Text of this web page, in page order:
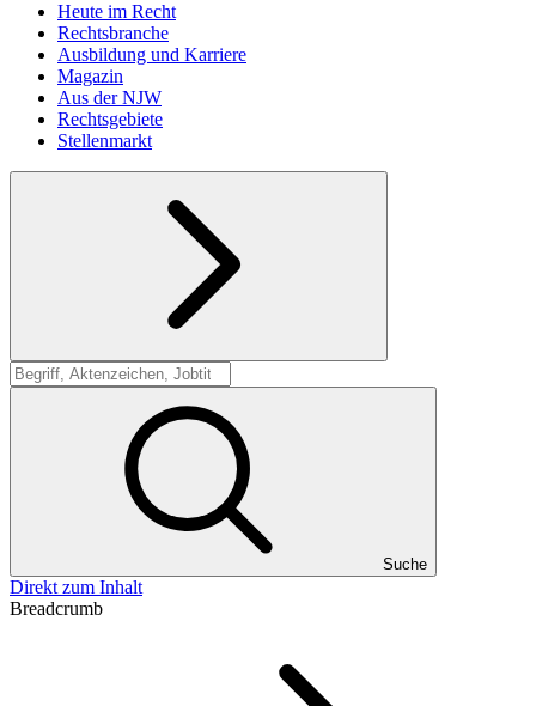
Heute im Recht
Rechtsbranche
Ausbildung und Karriere
Magazin
Aus der NJW
Rechtsgebiete
Stellenmarkt
Suche
Suche
Direkt zum Inhalt
Breadcrumb